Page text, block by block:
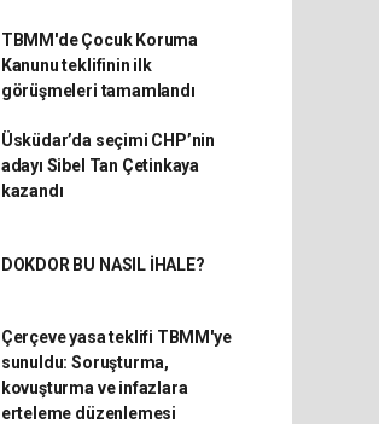
TBMM'de Çocuk Koruma
Kanunu teklifinin ilk
görüşmeleri tamamlandı
Üsküdar’da seçimi CHP’nin
adayı Sibel Tan Çetinkaya
kazandı
DOKDOR BU NASIL İHALE?
Çerçeve yasa teklifi TBMM'ye
sunuldu: Soruşturma,
kovuşturma ve infazlara
erteleme düzenlemesi